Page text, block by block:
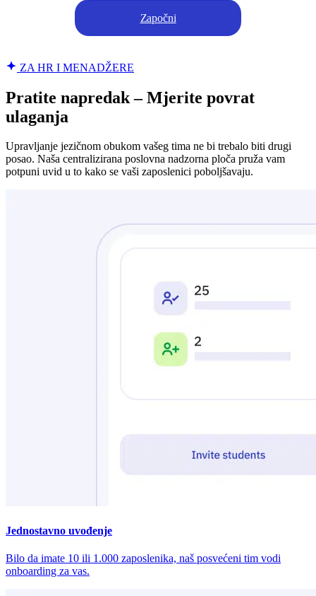
Započni
ZA HR I MENADŽERE
Pratite napredak – Mjerite povrat
ulaganja
Upravljanje jezičnom obukom vašeg tima ne bi trebalo biti drugi
posao. Naša centralizirana poslovna nadzorna ploča pruža vam
potpuni uvid u to kako se vaši zaposlenici poboljšavaju.
Jednostavno uvođenje
Bilo da imate 10 ili 1.000 zaposlenika, naš posvećeni tim vodi
onboarding za vas.